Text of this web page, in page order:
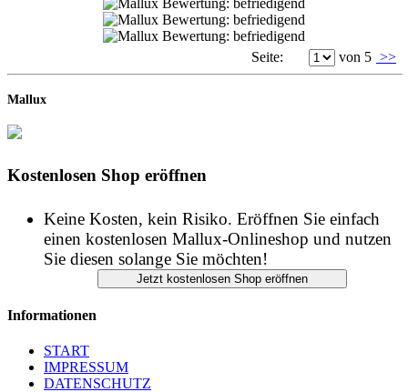
Seite: von 5 >>
Mallux
Kostenlosen Shop eröffnen
Keine Kosten, kein Risiko. Eröffnen Sie einfach
einen kostenlosen Mallux-Onlineshop und nutzen
Sie diesen solange Sie möchten!
Informationen
START
IMPRESSUM
DATENSCHUTZ